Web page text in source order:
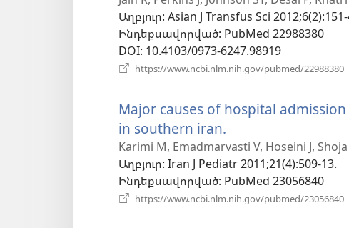
նոր
պատուհան)
Աղբյուր‎: Asian J Transfus Sci
Ինդեքսավորված‎: PubMed 22988380
DOI‎: 10.4103/0973-6247.98919
https://www.ncbi.nlm.nih.gov/pubmed/22988380
Major causes of hospital
in southern iran.
է
նոր
պատուհան)
Karimi M, Emadmarvasti V, Hoseini J, Shoja
Աղբյուր‎: Iran J Pediatr 2011;21(4):509-13.
Ինդեքսավորված‎: PubMed 23056840
https://www.ncbi.nlm.nih.gov/pubmed/23056840